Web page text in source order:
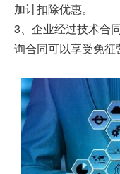
加计扣除优惠。
3、企业经过技术合
询合同可以享受免征